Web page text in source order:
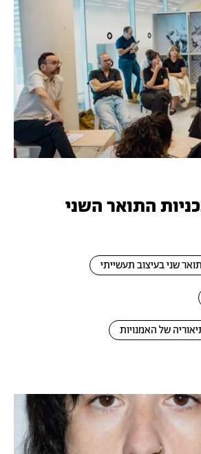
התואר השני
תואר שני בעיצוב תעשייתי
של האמנויות